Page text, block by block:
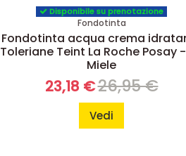
Disponibile su prenotazione
Fondotinta
Fondotinta acqua crema
Toleriane Teint La Roche Posay
Miele
23,18 €26,95 €
Vedi